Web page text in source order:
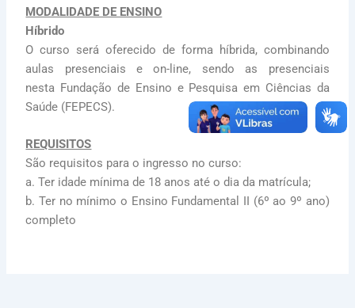
MODALIDADE DE ENSINO
Híbrido
O curso será oferecido de forma híbrida, combinando
aulas presenciais e on-line, sendo as presenciais
nesta Fundação de Ensino e Pesquisa em Ciências da
Saúde (FEPECS).
REQUISITOS
São requisitos para o ingresso no curso:
a. Ter idade mínima de 18 anos até o dia da matrícula;
b. Ter no mínimo o Ensino Fundamental II (6º ao 9º ano)
completo